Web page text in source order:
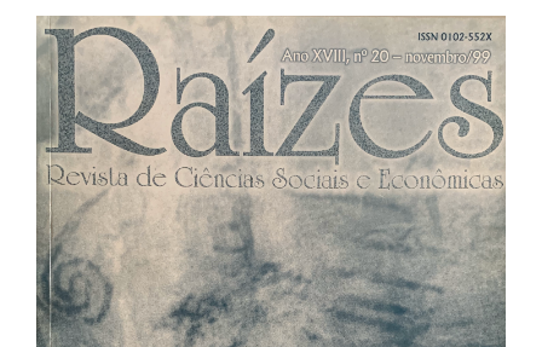
Barra
lateral
de
artigos